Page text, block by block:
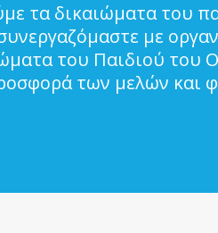
τα δικαιώματα του
με
του Παιδιού του
των μελών και